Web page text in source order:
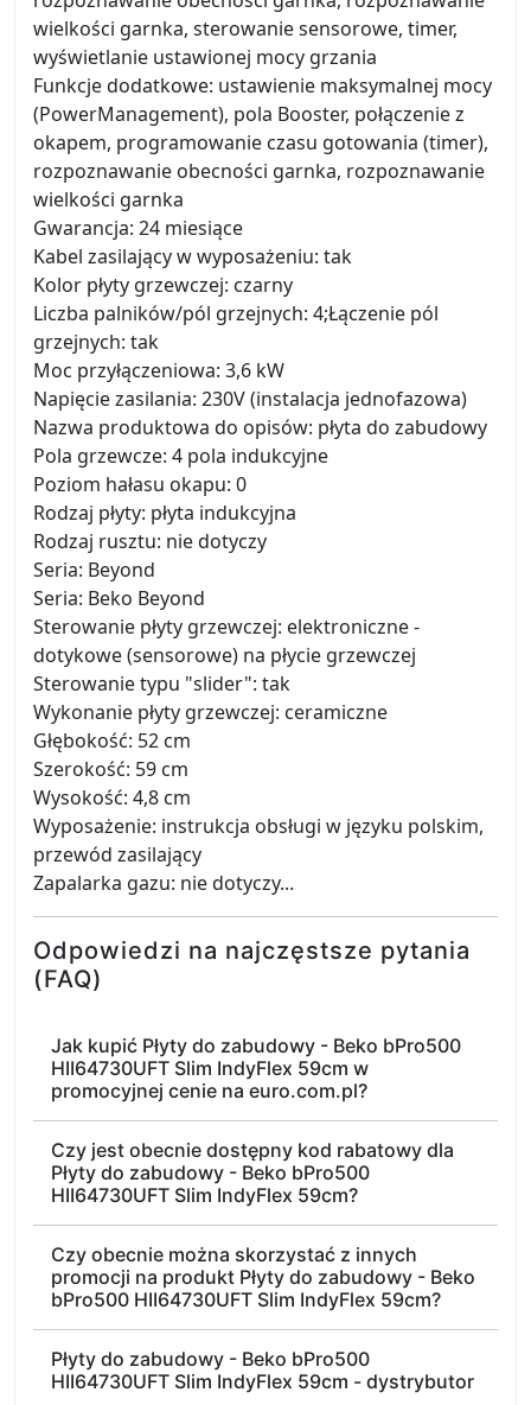
wielkości garnka, sterowanie sensorowe, timer,
wyświetlanie ustawionej mocy grzania
Funkcje dodatkowe: ustawienie maksymalnej mocy
(PowerManagement), pola Booster, połączenie z
okapem, programowanie czasu gotowania (timer),
rozpoznawanie obecności garnka, rozpoznawanie
wielkości garnka
Gwarancja: 24 miesiące
Kabel zasilający w wyposażeniu: tak
Kolor płyty grzewczej: czarny
Liczba palników/pól grzejnych: 4;Łączenie pól
grzejnych: tak
Moc przyłączeniowa: 3,6 kW
Napięcie zasilania: 230V (instalacja jednofazowa)
Nazwa produktowa do opisów: płyta do zabudowy
Pola grzewcze: 4 pola indukcyjne
Poziom hałasu okapu: 0
Rodzaj płyty: płyta indukcyjna
Rodzaj rusztu: nie dotyczy
Seria: Beyond
Seria: Beko Beyond
Sterowanie płyty grzewczej: elektroniczne -
dotykowe (sensorowe) na płycie grzewczej
Sterowanie typu "slider": tak
Wykonanie płyty grzewczej: ceramiczne
Głębokość: 52 cm
Szerokość: 59 cm
Wysokość: 4,8 cm
Wyposażenie: instrukcja obsługi w języku polskim,
przewód zasilający
Zapalarka gazu: nie dotyczy...
Odpowiedzi na najczęstsze pytania
(FAQ)
Jak kupić Płyty do zabudowy - Beko bPro500
HII64730UFT Slim IndyFlex 59cm w
promocyjnej cenie na euro.com.pl?
Czy jest obecnie dostępny kod rabatowy dla
Płyty do zabudowy - Beko bPro500
HII64730UFT Slim IndyFlex 59cm?
Czy obecnie można skorzystać z innych
promocji na produkt Płyty do zabudowy - Beko
bPro500 HII64730UFT Slim IndyFlex 59cm?
Płyty do zabudowy - Beko bPro500
HII64730UFT Slim IndyFlex 59cm - dystrybutor